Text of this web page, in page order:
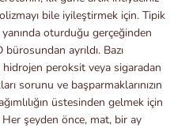
bile iyileştirmek için. Tipik
yanında oturduğu gerçeğinden
bürosundan ayrıldı. Bazı
hidrojen peroksit veya sigaradan
sorunu ve başparmaklarınızın
üstesinden gelmek için
şeyden önce, mat, bir ay